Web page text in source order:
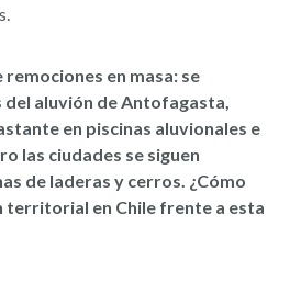
en masa: se
del aluvión de Antofagasta,
en piscinas aluvionales e
las ciudades se siguen
de laderas y cerros. ¿Cómo
territorial en Chile frente a esta